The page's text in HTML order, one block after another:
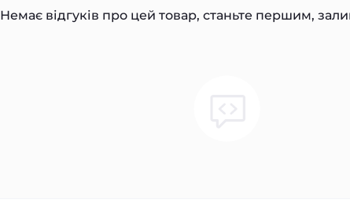
Немає відгуків про цей товар, станьте першим,